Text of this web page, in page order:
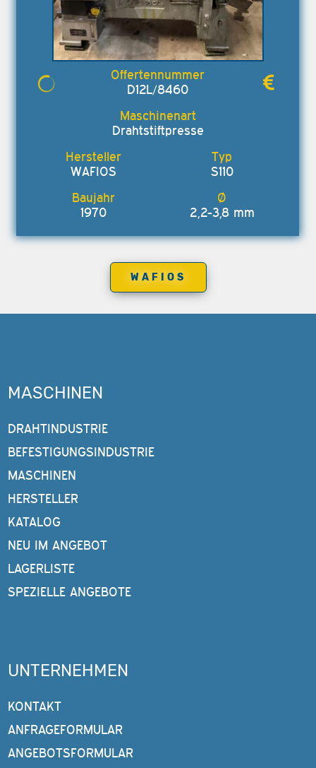
D12L/8460
Drahtstiftpresse
WAFIOS S110
1970 2,2-3,8 mm
WAFIOS
MASCHINEN
DRAHTINDUSTRIE
BEFESTIGUNGSINDUSTRIE
MASCHINEN
HERSTELLER
KATALOG
NEU IM ANGEBOT
LAGERLISTE
SPEZIELLE ANGEBOTE
UNTERNEHMEN
KONTAKT
ANFRAGEFORMULAR
ANGEBOTSFORMULAR